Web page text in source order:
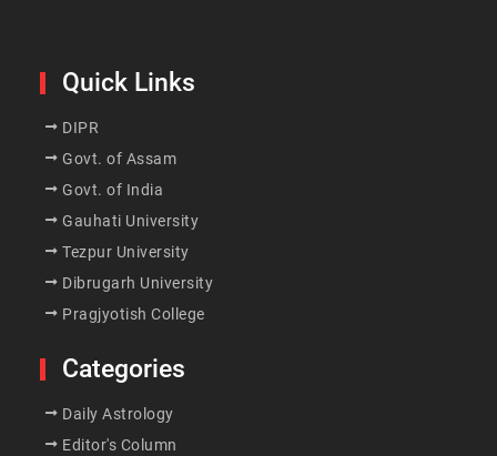
Quick Links
DIPR
Govt. of Assam
Govt. of India
Gauhati University
Tezpur University
Dibrugarh University
Pragjyotish College
Categories
Daily Astrology
Editor's Column